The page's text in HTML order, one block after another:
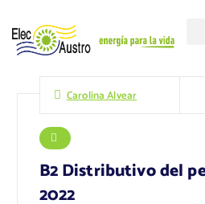
Carolina Alvear
B2 Distributivo del
2022